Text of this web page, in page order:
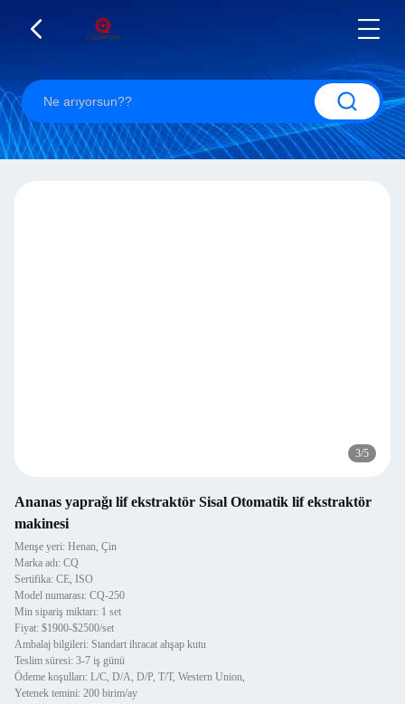
3/5
Ananas yaprağı lif ekstraktör Sisal Otomatik lif ekstraktör
makinesi
Menşe yeri: Henan, Çin
Marka adı: CQ
Sertifika: CE, ISO
Model numarası: CQ-250
Min sipariş miktarı: 1 set
Fiyat: $1900-$2500/set
Ambalaj bilgileri: Standart ihracat ahşap kutu
Teslim süresi: 3-7 iş günü
Ödeme koşulları: L/C, D/A, D/P, T/T, Western Union,
Yetenek temini: 200 birim/ay